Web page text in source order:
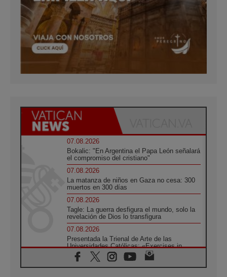
07.08.2026
Bokalic: "En Argentina el Papa León señalará
el compromiso del cristiano"
07.08.2026
La matanza de niños en Gaza no cesa: 300
muertos en 300 días
07.08.2026
Tagle: La guerra desfigura el mundo, solo la
revelación de Dios lo transfigura
07.08.2026
Presentada la Trienal de Arte de las
Universidades Católicas: «Exercises in
Empathy»
07.08.2026